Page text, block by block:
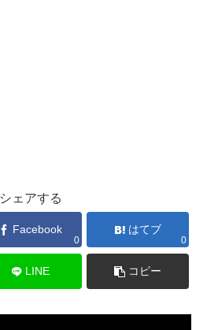
シェアする
Facebook
0
はてブ
0
LINE コピー